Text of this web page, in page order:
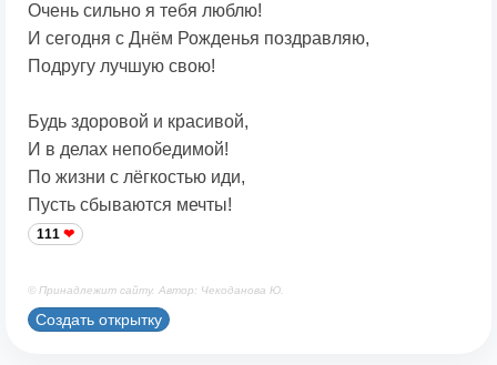
Очень сильно я тебя люблю!
И сегодня с Днём Рожденья поздравляю,
Подругу лучшую свою!
Будь здоровой и красивой,
И в делах непобедимой!
По жизни с лёгкостью иди,
Пусть сбываются мечты!
111
© Принадлежит сайту. Автор: Чекоданова Ю.
Создать открытку